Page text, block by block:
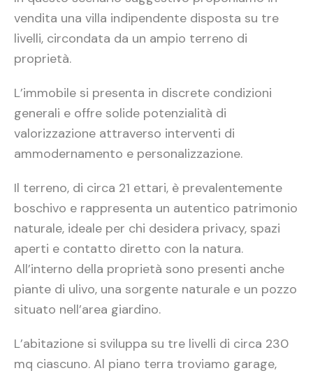
vendita una villa indipendente disposta su tre
livelli, circondata da un ampio terreno di
proprietà.
L’immobile si presenta in discrete condizioni
generali e offre solide potenzialità di
valorizzazione attraverso interventi di
ammodernamento e personalizzazione.
Il terreno, di circa 21 ettari, è prevalentemente
boschivo e rappresenta un autentico patrimonio
naturale, ideale per chi desidera privacy, spazi
aperti e contatto diretto con la natura.
All’interno della proprietà sono presenti anche
piante di ulivo, una sorgente naturale e un pozzo
situato nell’area giardino.
L’abitazione si sviluppa su tre livelli di circa 230
mq ciascuno. Al piano terra troviamo garage,